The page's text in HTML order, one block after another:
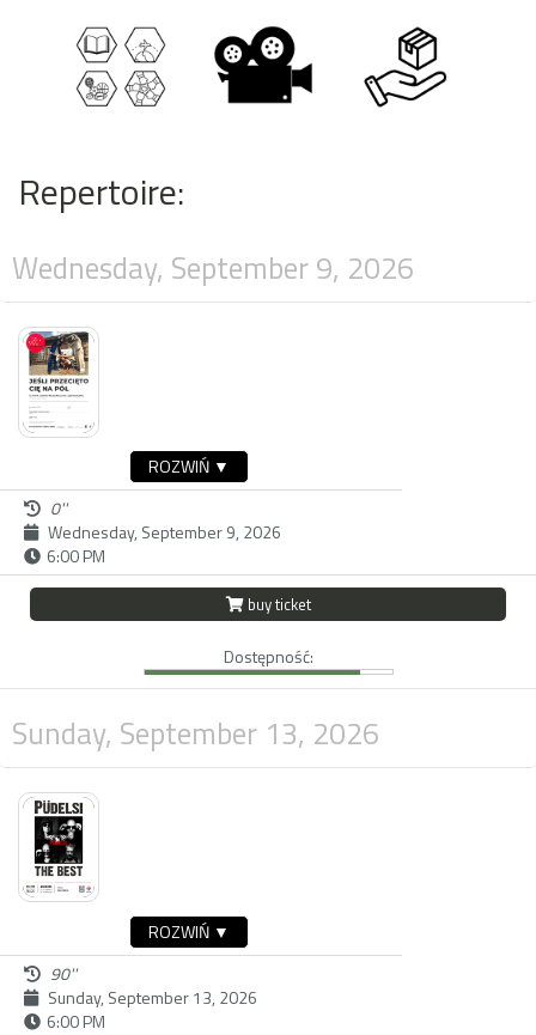
Repertoire:
Wednesday, September 9, 2026
ROZWIŃ ▼
0''
Wednesday, September 9, 2026
6:00 PM
buy ticket
Dostępność:
Sunday, September 13, 2026
ROZWIŃ ▼
90''
Sunday, September 13, 2026
6:00 PM